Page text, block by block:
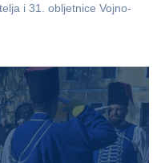
i 31. obljetnice Vojno-